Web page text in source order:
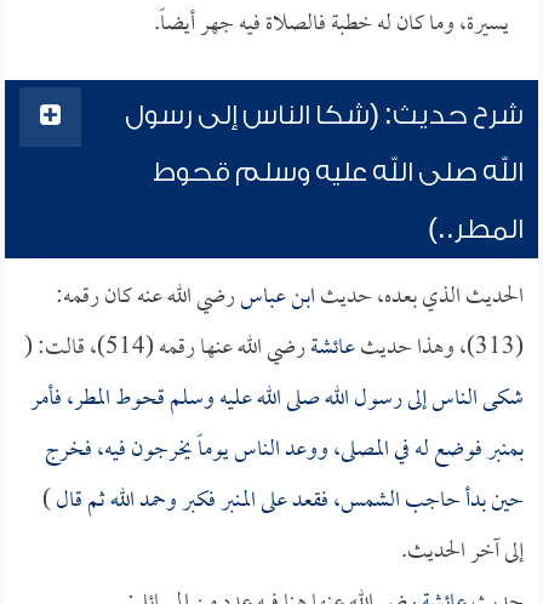
يسيرة، وما كان له خطبة فالصلاة فيه جهر أيضاً.
شرح حديث: (شكا الناس إلى رسول
الله صلى الله عليه وسلم قحوط
المطر..)
الحديث الذي بعده، حديثابن عباسرضي الله عنه كان رقمه:
(313)، وهذا حديث
عائشةرضي الله عنها رقمه (514)، قالت: (
شكى الناس إلى رسول الله صلى الله عليه وسلم قحوط المطر، فأمر
بمنبر فوضع له في المصلى، ووعد الناس يوماً يخرجون فيه، فخرج
حين بدأ حاجب الشمس، فقعد على المنبر فكبر وحمد الله ثم قال)
إلى آخر الحديث.